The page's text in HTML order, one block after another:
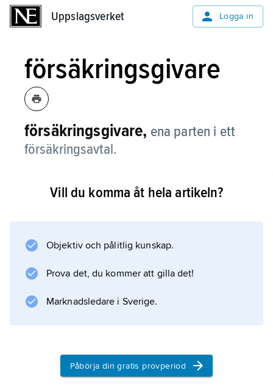
Uppslagsverket Logga in
försäkringsgivare
försäkringsgivare, ena parten i ett
försäkringsavtal.
Vill du komma åt hela artikeln?
Objektiv och pålitlig kunskap.
Prova det, du kommer att gilla det!
Marknadsledare i Sverige.
Påbörja din gratis provperiod